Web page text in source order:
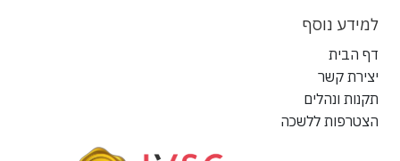
למידע נוסף
דף הבית
יצירת קשר
תקנות ונהלים
הצטרפות ללשכה